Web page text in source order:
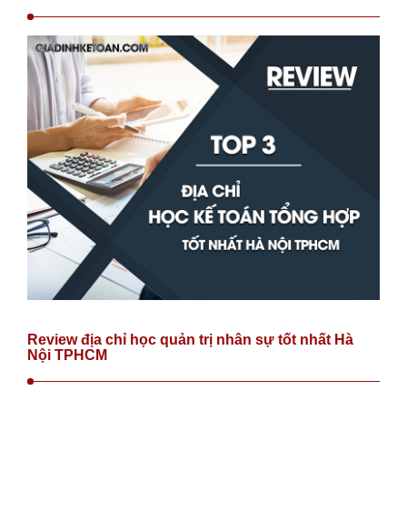
Review địa chỉ học quản trị nhân sự tốt nhất Hà
Nội TPHCM